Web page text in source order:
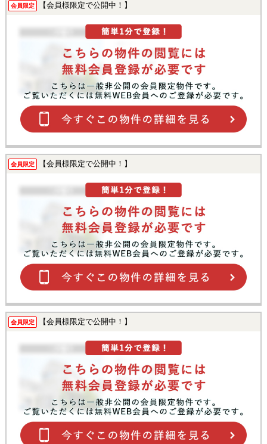
会員限定 【会員様限定で公開中！】
会員限定 【会員様限定で公開中！】
会員限定 【会員様限定で公開中！】